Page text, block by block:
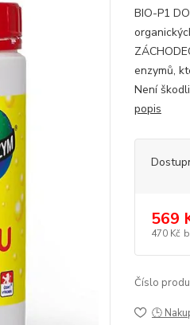
BIO-P1
enzymů,
Není
popis
569
470 Kč
Číslo
🕒